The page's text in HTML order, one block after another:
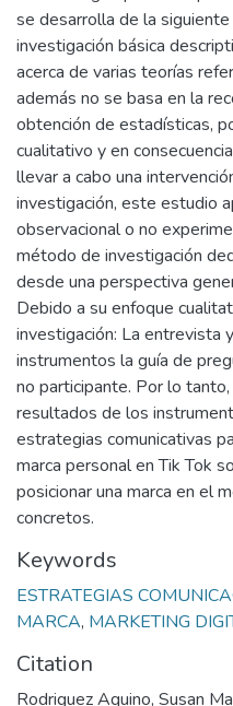
se desarrolla de la siguiente
investigación básica
acerca de varias teorías
además no se basa en la
obtención de estadísticas,
cualitativo y en
llevar a cabo una
investigación, este estudio
observacional o no
método de investigación
desde una perspectiva
Debido a su enfoque
investigación: La entrevista
instrumentos la guía de
no participante. Por lo
resultados de los
estrategias comunicativas
marca personal en Tik Tok
posicionar una marca en el
concretos.
Keywords
ESTRATEGIAS
MARCA, MARKETING
Citation
Rodriguez Aquino, Susan